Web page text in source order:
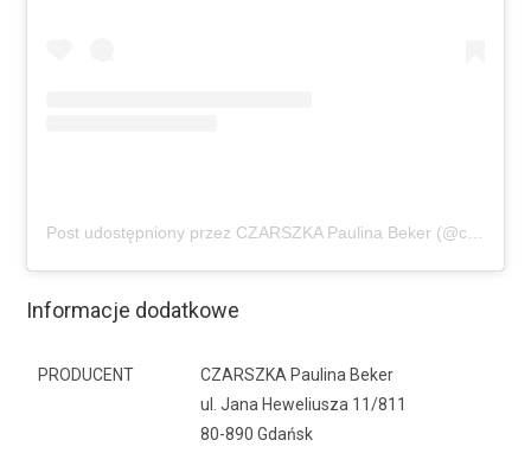
Informacje dodatkowe
PRODUCENT
CZARSZKA Paulina Beker
ul. Jana Heweliusza 11/811
80-890 Gdańsk